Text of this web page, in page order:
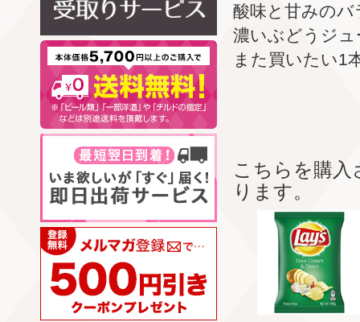
酸味と甘みの
濃いぶどうジ
また買いたい1
こちらを購
ります。